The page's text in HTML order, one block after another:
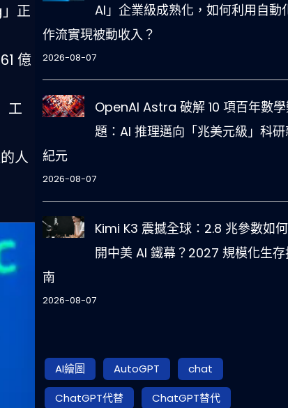
正
億
工
人
AI」企業級成熟化，如何利用自動
作流實現被動收入？
2026-08-07
OpenAI Astra 破解 10 項百年數
題：AI 推理邁向「兆美元級」科
紀元
2026-08-07
Kimi K3 震撼全球：2.8 兆參數如
開中美 AI 鐵幕？2027 規模化生存
南
2026-08-07
AI繪圖 AutoGPT
chat
ChatGPT代替
ChatGPT替代